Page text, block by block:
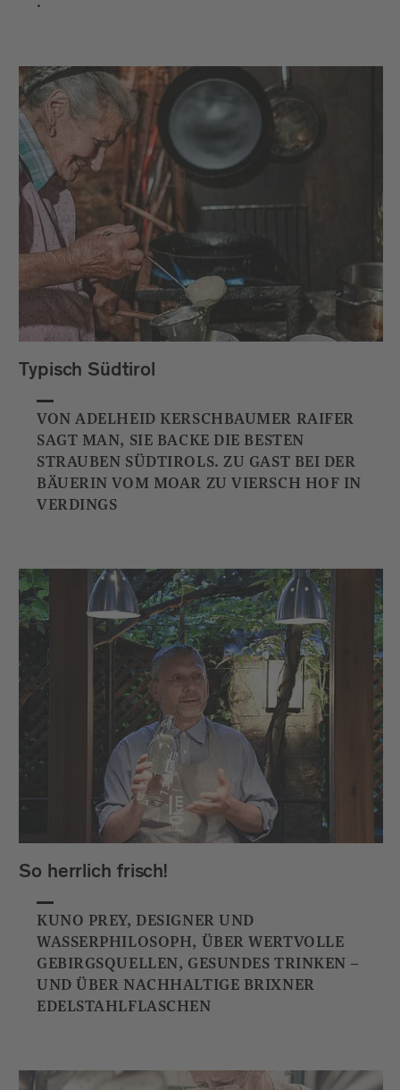
Typisch Südtirol
VON ADELHEID KERSCHBAUMER RAIFER
SAGT MAN, SIE BACKE DIE BESTEN
STRAUBEN SÜDTIROLS. ZU GAST BEI DER
BÄUERIN VOM MOAR ZU VIERSCH HOF IN
VERDINGS
So herrlich frisch!
KUNO PREY, DESIGNER UND
WASSERPHILOSOPH, ÜBER WERTVOLLE
GEBIRGSQUELLEN, GESUNDES TRINKEN –
UND ÜBER NACHHALTIGE BRIXNER
EDELSTAHLFLASCHEN